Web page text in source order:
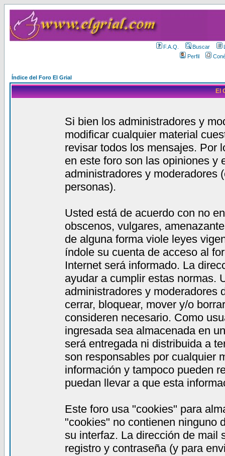
F.A.Q. Buscar
Perfil
Índice del Foro El Grial
El
Si bien los administradores y
modificar cualquier material
revisar todos los mensajes. Por
en este foro son las opiniones y
administradores y moderadores
personas).
Usted está de acuerdo con no
obscenos, vulgares,
de alguna forma viole leyes
índole su cuenta de acceso al
Internet será informado. La
ayudar a cumplir estas normas.
administradores y moderadores
cerrar, bloquear, mover y/o
consideren necesario. Como
ingresada sea almacenada en
será entregada ni distribuida a
son responsables por cualquier
información y tampoco pueden
puedan llevar a que esta
Este foro usa "cookies" para
"cookies" no contienen ninguno
su interfaz. La dirección de mail
registro y contraseña (y para